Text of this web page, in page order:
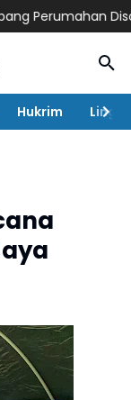
Perumahan
Hukrim